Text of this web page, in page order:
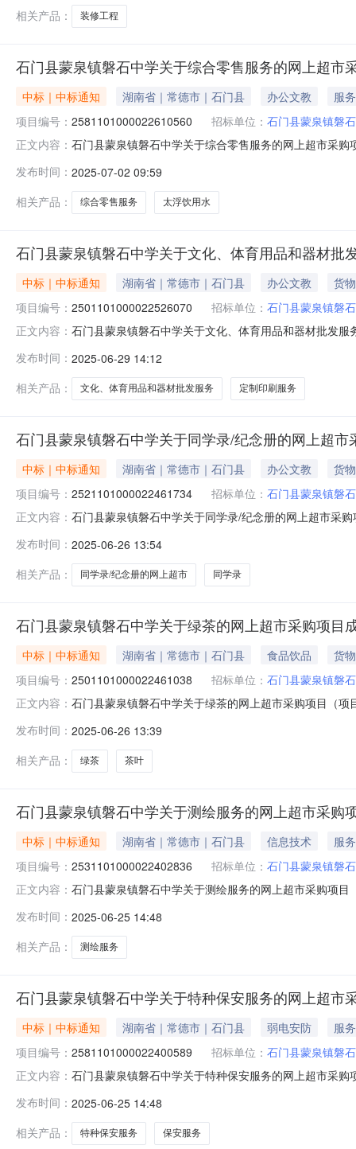
相关产品：
装修工程
石门县蒙泉镇磐石中学关于综合零售服务的网上超市
中标｜中标通知 湖南省｜常德市｜石门县 办公文教
服务
项目编号： 2581101000022610560 招标单位： 石门县蒙泉镇磐
正文内容： 石门县蒙泉镇磐石中学关于综合零售服务的网上超市采
划名称:湖南省常德市石门县报价起止时间:-二、采购单
发布时间： 2025-07-02 09:59
相关产品：
综合零售服务 太浮饮用水
石门县蒙泉镇磐石中学关于文化、体育用品和器材批
中标｜中标通知 湖南省｜常德市｜石门县 办公文教
货物
项目编号： 2501101000022526070 招标单位： 石门县蒙泉镇磐
正文内容： 石门县蒙泉镇磐石中学关于文化、体育用品和器材批发
区划编码:430726项目所在行政区划名称:湖南省常德市
发布时间： 2025-06-29 14:12
相关产品：
文化、体育用品和器材批发服务 定制印刷服务
石门县蒙泉镇磐石中学关于同学录/纪念册的网上超市
中标｜中标通知 湖南省｜常德市｜石门县 办公文教
货物
项目编号： 2521101000022461734 招标单位： 石门县蒙泉镇磐
正文内容： 石门县蒙泉镇磐石中学关于同学录/纪念册的网上超市采
划名称:湖南省常德市石门县报价起止时间:-二、采购单
发布时间： 2025-06-26 13:54
相关产品：
同学录/纪念册的网上超市 同学录
石门县蒙泉镇磐石中学关于绿茶的网上超市采购项目
中标｜中标通知 湖南省｜常德市｜石门县 食品饮品
货物
项目编号： 2501101000022461038 招标单位： 石门县蒙泉镇磐
正文内容： 石门县蒙泉镇磐石中学关于绿茶的网上超市采购项目（
市石门县报价起止时间:-二、采购单位信息采购单位名称
发布时间： 2025-06-26 13:39
相关产品：
绿茶 茶叶
石门县蒙泉镇磐石中学关于测绘服务的网上超市采购
中标｜中标通知 湖南省｜常德市｜石门县 信息技术
服务
项目编号： 2531101000022402836 招标单位： 石门县蒙泉镇磐
正文内容： 石门县蒙泉镇磐石中学关于测绘服务的网上超市采购项
南省常德市石门县报价起止时间:-二、采购单位信息采购
发布时间： 2025-06-25 14:48
相关产品：
测绘服务
石门县蒙泉镇磐石中学关于特种保安服务的网上超市
中标｜中标通知 湖南省｜常德市｜石门县 弱电安防
服务
项目编号： 2581101000022400589 招标单位： 石门县蒙泉镇磐
正文内容： 石门县蒙泉镇磐石中学关于特种保安服务的网上超市采
划名称:湖南省常德市石门县报价起止时间:-二、采购单
发布时间： 2025-06-25 14:48
相关产品：
特种保安服务 保安服务